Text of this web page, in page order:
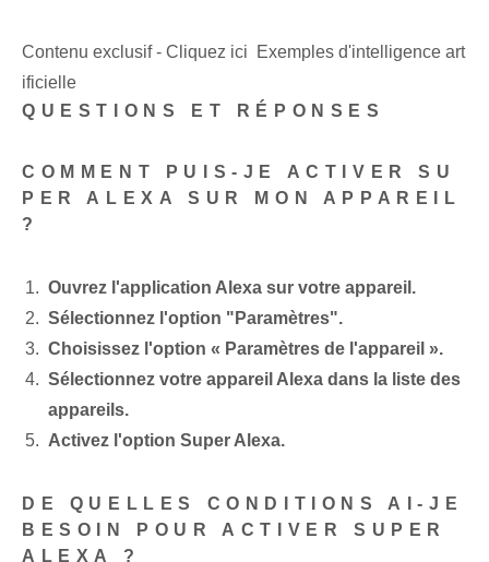
Contenu exclusif - Cliquez ici Exemples d'intelligence art
ificielle
QUESTIONS ET RÉPONSES
COMMENT PUIS-JE ACTIVER SU
PER ALEXA SUR MON APPAREIL
?
Ouvrez l'application Alexa sur votre appareil.
Sélectionnez l'option "Paramètres".
Choisissez l'option « Paramètres de l'appareil ».
Sélectionnez votre appareil Alexa dans la liste des
appareils.
Activez l'option Super Alexa.
DE QUELLES CONDITIONS AI-JE
BESOIN POUR ACTIVER SUPER
ALEXA ?